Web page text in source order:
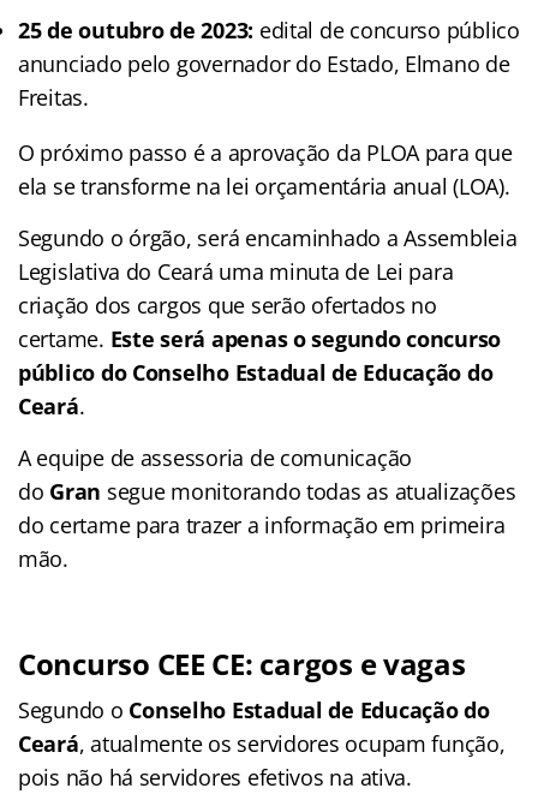
25 de outubro de 2023: edital de concurso público
anunciado pelo governador do Estado, Elmano de
Freitas.
O próximo passo é a aprovação da PLOA para que
ela se transforme na lei orçamentária anual (LOA).
Segundo o órgão, será encaminhado a Assembleia
Legislativa do Ceará uma minuta de Lei para
criação dos cargos que serão ofertados no
certame. Este será apenas o segundo concurso
público do Conselho Estadual de Educação do
Ceará.
A equipe de assessoria de comunicação
do Gran segue monitorando todas as atualizações
do certame para trazer a informação em primeira
mão.
Concurso CEE CE: cargos e vagas
Segundo o Conselho Estadual de Educação do
Ceará, atualmente os servidores ocupam função,
pois não há servidores efetivos na ativa.